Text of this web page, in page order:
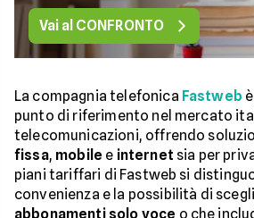
Vai al CONFRONTO
La compagnia telefonica Fastweb
punto di riferimento nel mercato
telecomunicazioni, offrendo
fissa, mobile e internet sia per
piani tariffari di Fastweb si
convenienza e la possibilità di
abbonamenti solo voce o che